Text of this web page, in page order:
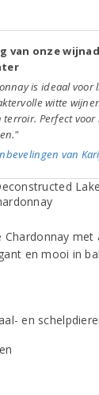
van onze
is ideaal voor
witte
Perfect
van
met
en mooi in
en